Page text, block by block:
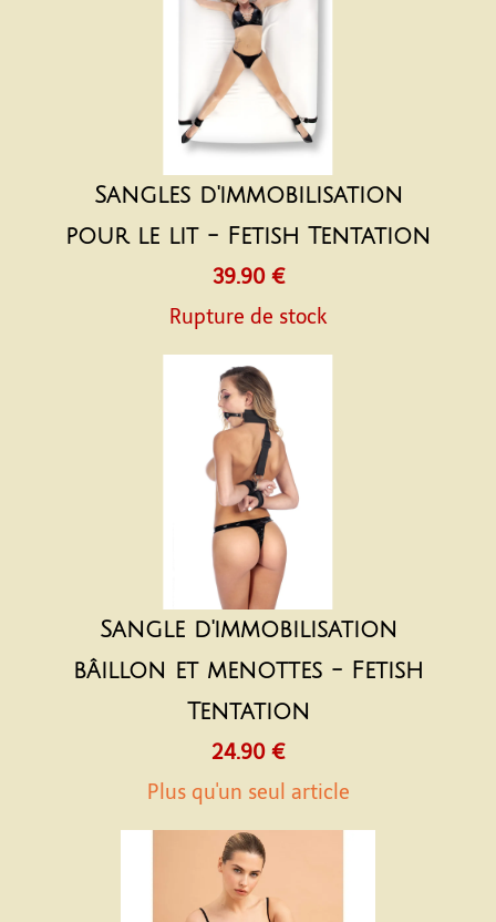
Sangles d'immobilisation
pour le lit - Fetish Tentation
39.90 €
Rupture de stock
Sangle d'immobilisation
bâillon et menottes - Fetish
Tentation
24.90 €
Plus qu'un seul article